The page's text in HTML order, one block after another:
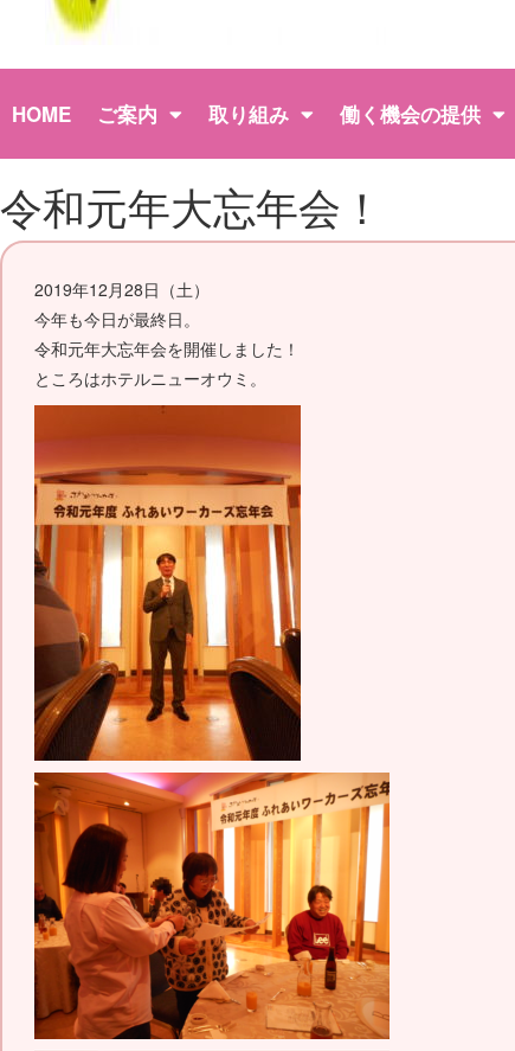
HOME ご案内 取り組み 働く機会の提供
令和元年大忘年会！
2019年12月28日（土）
今年も今日が最終日。
令和元年大忘年会を開催しました！
ところはホテルニューオウミ。